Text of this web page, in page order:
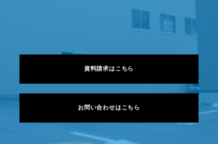
資料請求はこちら
お問い合わせはこちら